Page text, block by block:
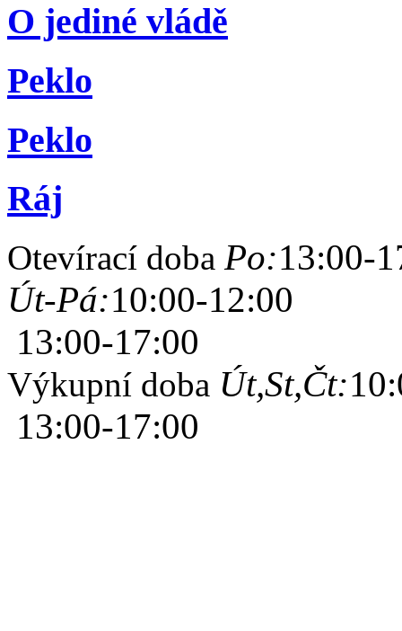
O jediné vládě
Peklo
Peklo
Ráj
Otevírací doba Po:13:00-
Út-Pá:10:00-12:00
13:00-17:00
Výkupní doba Út,St,Čt:
13:00-17:00